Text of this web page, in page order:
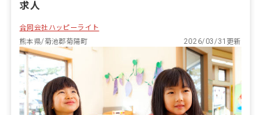
求人
合同会社ハッピーライト
熊本県/菊池郡菊陽町
2026/03/31更新